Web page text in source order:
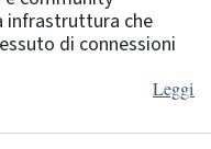
infrastruttura che
di connessioni
Leggi